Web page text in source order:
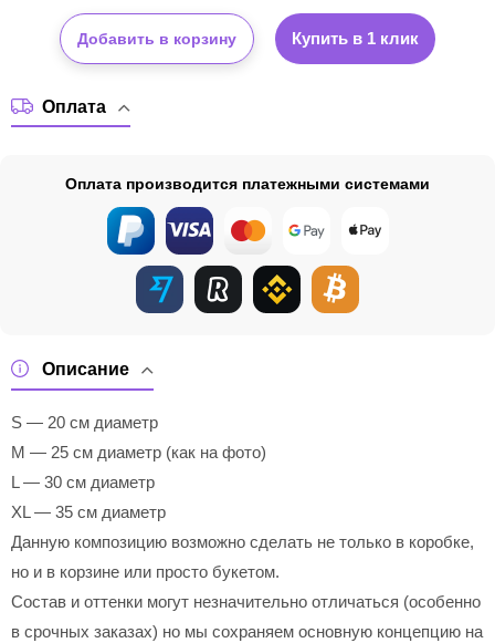
Добавить в корзину Купить в 1 клик
Описание
S — 20 см диаметр
M — 25 см диаметр (как на фото)
L — 30 см диаметр
XL — 35 см диаметр
Данную композицию возможно сделать не только в коробке,
но и в корзине или просто букетом.
Состав и оттенки могут незначительно отличаться (особенно
в срочных заказах) но мы сохраняем основную концепцию на
Оплата
Оплата производится платежными системами